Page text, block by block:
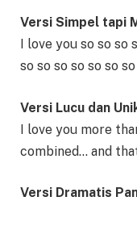
Versi Simpel tapi
I love you so so so
so so so so so so
Versi Lucu dan
I love you more
combined… and
Versi Dramatis